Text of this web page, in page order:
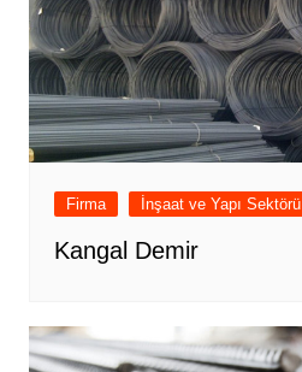
Firma İnşaat ve Yapı Sektörü
Kangal Demir